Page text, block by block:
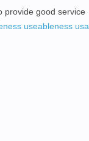
provide good service
useableness